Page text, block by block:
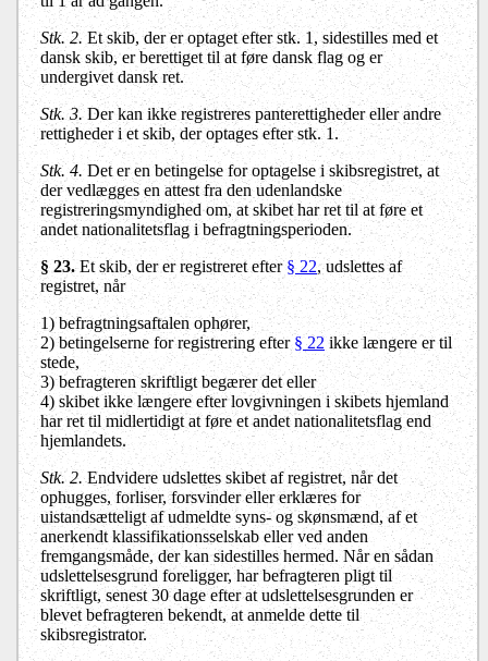
Stk. 2. Et skib, der er optaget efter stk. 1, sidestilles med et
dansk skib, er berettiget til at føre dansk flag og er
undergivet dansk ret.
Stk. 3. Der kan ikke registreres panterettigheder eller andre
rettigheder i et skib, der optages efter stk. 1.
Stk. 4. Det er en betingelse for optagelse i skibsregistret, at
der vedlægges en attest fra den udenlandske
registreringsmyndighed om, at skibet har ret til at føre et
andet nationalitetsflag i befragtningsperioden.
§ 23. Et skib, der er registreret efter§ 22, udslettes af
registret, når
1) befragtningsaftalen ophører,
2) betingelserne for registrering efter § 22 ikke længere er til
stede,
3) befragteren skriftligt begærer det eller
4) skibet ikke længere efter lovgivningen i skibets hjemland
har ret til midlertidigt at føre et andet nationalitetsflag end
hjemlandets.
Stk. 2. Endvidere udslettes skibet af registret, når det
ophugges, forliser, forsvinder eller erklæres for
uistandsætteligt af udmeldte syns- og skønsmænd, af et
anerkendt klassifikationsselskab eller ved anden
fremgangsmåde, der kan sidestilles hermed. Når en sådan
udslettelsesgrund foreligger, har befragteren pligt til
skriftligt, senest 30 dage efter at udslettelsesgrunden er
blevet befragteren bekendt, at anmelde dette til
skibsregistrator.